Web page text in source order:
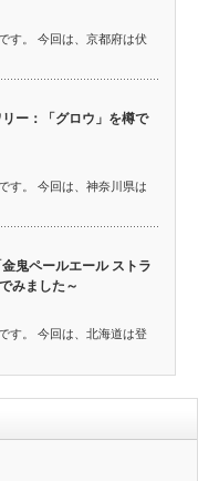
す。 今回は、京都府は伏
リー：「グロウ」を樽で
す。 今回は、神奈川県は
金鬼ペールエール ストラ
みました～
す。 今回は、北海道は登